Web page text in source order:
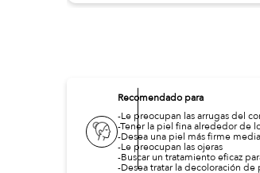
Recomendado para
-Le preocupan las arrugas del
-Tener la piel fina alrededor de
-Desea una piel más firme
-Le preocupan las ojeras
-Buscar un tratamiento eficaz
-Desea tratar la decoloración